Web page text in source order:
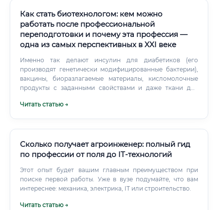
Как стать биотехнологом: кем можно
работать после профессиональной
переподготовки и почему эта профессия —
одна из самых перспективных в XXI веке
Именно так делают инсулин для диабетиков (его
производят генетически модифицированные бактерии),
вакцины, биоразлагаемые материалы, кисломолочные
продукты с заданными свойствами и даже ткани для
исследователем, который открывает новые возможности.
Читать статью →
Сколько получает агроинженер: полный гид
по профессии от поля до IT-технологий
Этот опыт будет вашим главным преимуществом при
поиске первой работы. Уже в вузе подумайте, что вам
интереснее: механика, электрика, IT или строительство.
Читать статью →